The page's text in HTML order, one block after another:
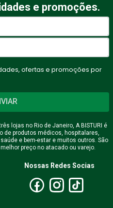
e promoções.
ofertas e promoções por
lojas no Rio de Janeiro, A BISTURI é
de produtos médicos, hospitalares,
e bem-estar e muitos outros. São
preço no atacado ou varejo.
Nossas Redes Socias